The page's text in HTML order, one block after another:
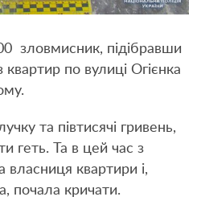
зловмисник, підібравши
по вулиці Огієнка
та півтисячі гривень,
геть. Та в цей час з
власниця квартири і,
почала кричати.